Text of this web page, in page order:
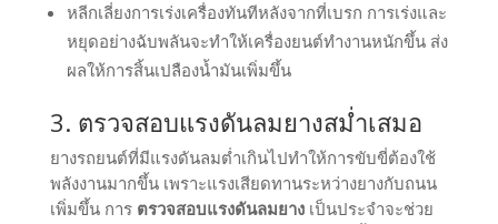
หลีกเลี่ยงการเร่งเครื่องทันทีหลังจากที่เบรก การเร่งและ
หยุดอย่างฉับพลันจะทำให้เครื่องยนต์ทำงานหนักขึ้น ส่ง
ผลให้การสิ้นเปลืองน้ำมันเพิ่มขึ้น
3. ตรวจสอบแรงดันลมยางสม่ำเสมอ
ยางรถยนต์ที่มีแรงดันลมต่ำเกินไปทำให้การขับขี่ต้องใช้
พลังงานมากขึ้น เพราะแรงเสียดทานระหว่างยางกับถนน
เพิ่มขึ้น การ ตรวจสอบแรงดันลมยางเป็นประจำจะช่วย